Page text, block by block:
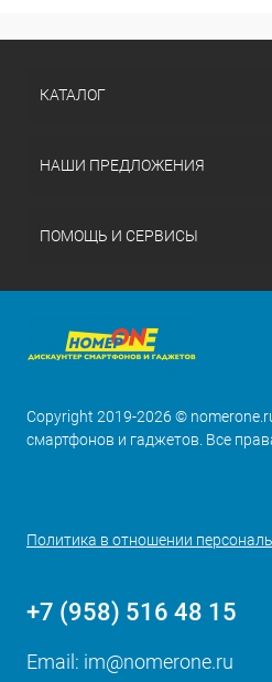
КАТАЛОГ
НАШИ ПРЕДЛОЖЕНИЯ
ПОМОЩЬ И СЕРВИСЫ
Copyright 2019-2026 ©
смартфонов и гаджетов. Все
Политика в отношении
+7 (958) 516 48 15
Email: im@nomerone.ru